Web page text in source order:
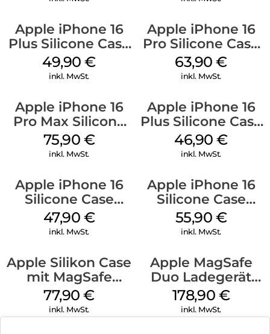
Apple iPhone 16
Plus Silicone Case
MagSafe Lake
Green
49,90€
inkl. MwSt.
Apple iPhone 16
Pro Silicone Case
MagSafe Denim
63,90€
inkl. MwSt.
Apple iPhone 16
Pro Max Silicone
Case MagSafe
Stone Gray
75,90 €
inkl. MwSt.
Apple iPhone 16
Plus Silicone Case
MagSafe Stone
Gray
46,90€
inkl. MwSt.
Apple iPhone 16
Silicone Case
MagSafe Fuchsia
47,90 €
inkl. MwSt.
Apple iPhone 16
Silicone Case
MagSafe
Ultramarine
55,90 €
inkl. MwSt.
Apple Silikon Case
mit MagSafe
iPhone 14 Pro
(PRODUCT)RED
77,90€
inkl. MwSt.
Apple MagSafe
Duo Ladegerät
Weiß
178,90 €
inkl. MwSt.